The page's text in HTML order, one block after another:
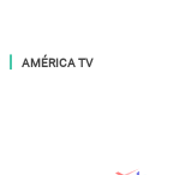
AMÉRICA TV